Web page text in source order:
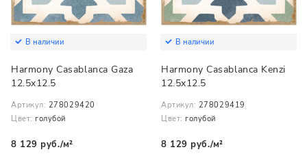
В наличии
Harmony Casablanca Gaza
12.5x12.5
Артикул: 278029420
Цвет: голубой
8 129 руб./м²
В наличии
Harmony Casablanca Kenzi
12.5x12.5
Артикул: 278029419
Цвет: голубой
8 129 руб./м²